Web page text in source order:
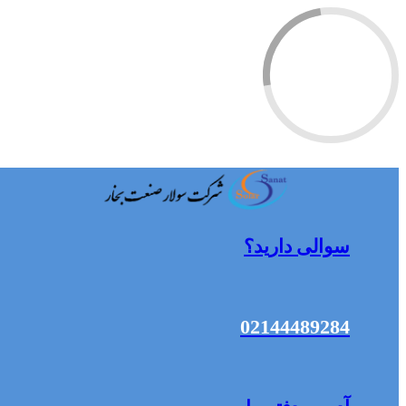
سوالی دارید؟
02144489284